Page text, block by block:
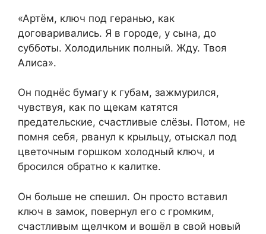
«Артём, ключ под геранью, как
договаривались. Я в городе, у сына, до
субботы. Холодильник полный. Жду. Твоя
Алиса».
Он поднёс бумагу к губам, зажмурился,
чувствуя, как по щекам катятся
предательские, счастливые слёзы. Потом, не
помня себя, рванул к крыльцу, отыскал под
цветочным горшком холодный ключ, и
бросился обратно к калитке.
Он больше не спешил. Он просто вставил
ключ в замок, повернул его с громким,
счастливым щелчком и вошёл в свой новый